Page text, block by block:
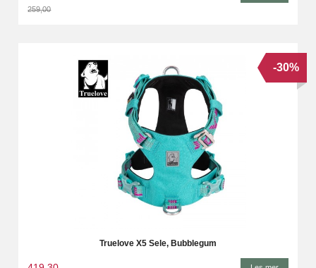
259,00
Truelove X5 Sele, Bubblegum
-30%